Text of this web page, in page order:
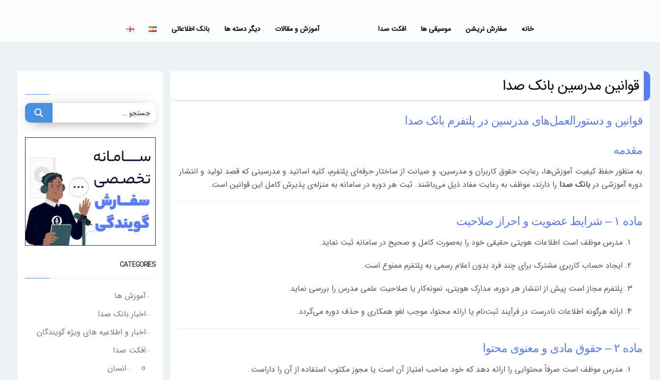
خانه سفارش نریشن موسیقی ها افکت صدا آموزش و مقالات دیگر دسته ها بانک اطلاعاتی
قوانین مدرسین بانک صدا
قوانین و دستورالعمل‌های مدرسین در پلتفرم بانک صدا
مقدمه
به منظور حفظ کیفیت آموزش‌ها، رعایت حقوق کاربران و مدرسین، و صیانت از ساختار حرفه‌ای پلتفرم، کلیه اساتید و مدرسینی که قصد تولید و انتشار
دوره آموزشی در بانک صدا را دارند، موظف به رعایت مفاد ذیل می‌باشند. ثبت هر دوره در سامانه به منزله‌ی پذیرش کامل این قوانین است.
ماده ۱ – شرایط عضویت و احراز صلاحیت
مدرس موظف است اطلاعات هویتی حقیقی خود را به‌صورت کامل و صحیح در سامانه ثبت نماید.
ایجاد حساب کاربری مشترک برای چند فرد بدون اعلام رسمی به پلتفرم ممنوع است.
پلتفرم مجاز است پیش از انتشار هر دوره، مدارک هویتی، نمونه‌کار یا صلاحیت علمی مدرس را بررسی نماید.
ارائه هرگونه اطلاعات نادرست در فرآیند ثبت‌نام یا ارائه محتوا، موجب لغو همکاری و حذف دوره می‌گردد.
ماده ۲ – حقوق مادی و معنوی محتوا
مدرس موظف است صرفاً محتوایی را ارائه دهد که خود صاحب امتیاز آن است یا مجوز مکتوب استفاده از آن را داراست.
CATEGORIES
آموزش ها
اخبار بانک صدا
اخبار و اطلاعیه های ویژه گویندگان
افکت صدا
انسان